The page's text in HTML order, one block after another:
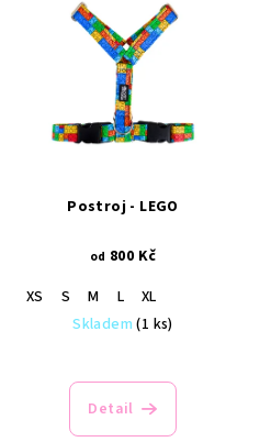
Postroj - LEGO
od 800 Kč
XS
S M L
XL
Skladem(1 ks)
Detail